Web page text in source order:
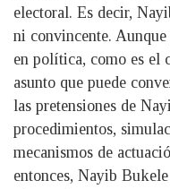
electoral. Es decir,
ni convincente.
en política, como es el
asunto que puede
las pretensiones de
procedimientos,
mecanismos de
entonces, Nayib